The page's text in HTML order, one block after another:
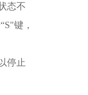
态不
键，
停止